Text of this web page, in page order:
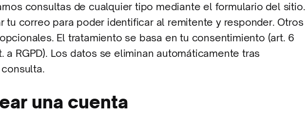
consultas de cualquier tipo mediante el formulario del sitio.
tu correo para poder identificar al remitente y responder. Otros
El tratamiento se basa en tu consentimiento (art. 6
a RGPD). Los datos se eliminan automáticamente tras
una cuenta